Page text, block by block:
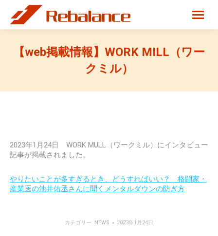
【web掲載情報】WORK MILL（ワー
クミル）
2023年1月24日 WORK MULL（ワークミル）にインタビュー
記事が掲載されました。
やりたいことが多すぎるとき、どうすればいい？ 格闘家・
産業医の池井佑丞さんに聞くメンタルダウンの防ぎ方
カテゴリー: NEWS 2023年1月24日